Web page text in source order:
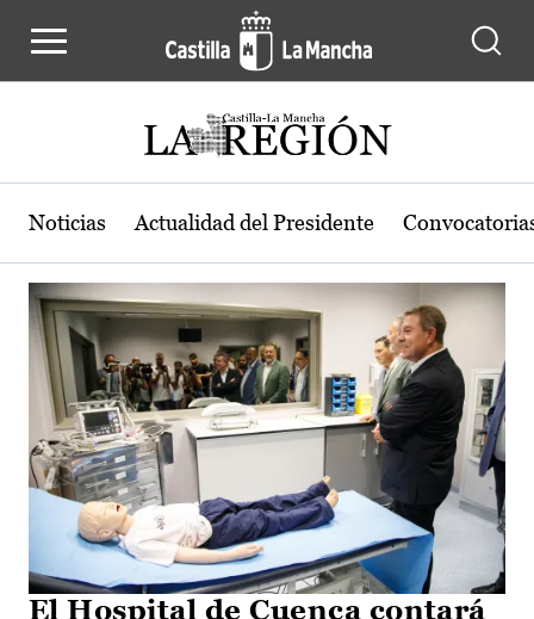
Actualidad de la región de Castilla-
Noticias Actualidad del Presidente
El Hospital de Cuenca contará